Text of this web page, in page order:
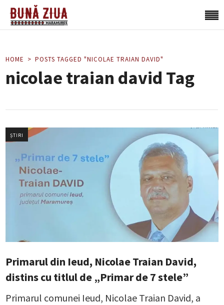
HOME POSTS TAGGED "NICOLAE TRAIAN DAVID"
nicolae traian david Tag
ȘTIRI
Primarul din Ieud, Nicolae Traian David,
distins cu titlul de „Primar de 7 stele”
Primarul comunei Ieud, Nicolae Traian David, a